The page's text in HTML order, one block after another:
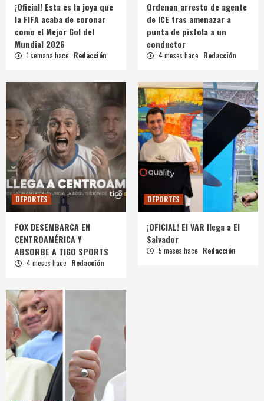
¡Oficial! Esta es la joya que
la FIFA acaba de coronar
como el Mejor Gol del
Mundial 2026
1 semana hace Redacción
Ordenan arresto de agente
de ICE tras amenazar a
punta de pistola a un
conductor
4 meses hace Redacción
DEPORTES
FOX DESEMBARCA EN
CENTROAMÉRICA Y
ABSORBE A TIGO SPORTS
4 meses hace Redacción
DEPORTES
¡OFICIAL! El VAR llega a El
Salvador
5 meses hace Redacción